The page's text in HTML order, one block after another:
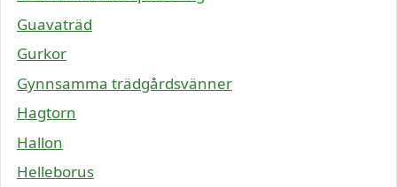
Guavaträd
Gurkor
Gynnsamma trädgårdsvänner
Hagtorn
Hallon
Helleborus